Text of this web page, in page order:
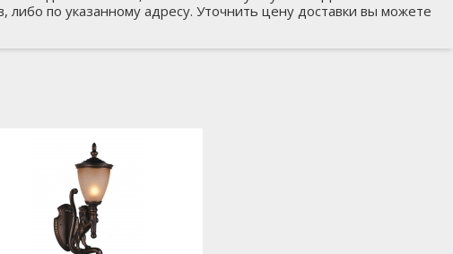
либо по указанному адресу. Уточнить цену доставки вы можете